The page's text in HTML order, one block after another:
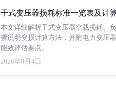
干式变压器损耗标准一览表及计
本文详细解析干式变压器空载损耗、
骤说明变损计算方法，并附电力变压
能效评估要点。
2026年8月4日